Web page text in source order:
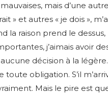
mais d’une
» et autres « je dois »,
la raison prend le
j’aimais avoir
décision à la
toute obligation. S’il
Mais le pire est